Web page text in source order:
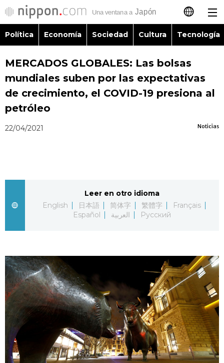
日本語
English
Русский
Política
Economía
Cultura
Tecnología
Guía de Japón
Vídeos e imágenes
En profundidad
Más
Política Economía Sociedad Cultura Tecnología
MERCADOS GLOBALES: Las bolsas
mundiales suben por las expectativas
de crecimiento, el COVID-19 presiona al
petróleo
Noticias
22/04/2021
Leer en otro idioma
English
日本語 简体字 繁體字
Français
Español
العربية Русский